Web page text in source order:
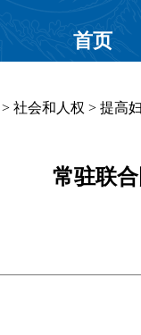
首页
> 社会和人权 > 提高
常驻联